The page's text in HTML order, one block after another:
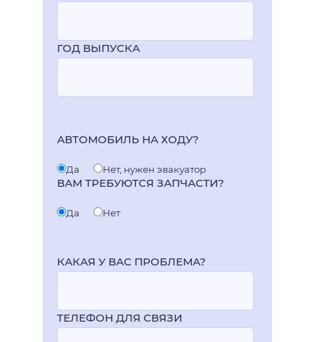
ГОД ВЫПУСКА
АВТОМОБИЛЬ НА ХОДУ?
Да Нет, нужен эвакуатор
ВАМ ТРЕБУЮТСЯ ЗАПЧАСТИ?
Да Нет
КАКАЯ У ВАС ПРОБЛЕМА?
ТЕЛЕФОН ДЛЯ СВЯЗИ